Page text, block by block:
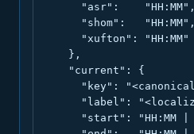
      "asr":    "HH:MM",
      "shom":   "HH:MM",
      "xufton": "HH:MM"
    },
    "current": {
"key":
"label":
"start": "HH:MM |